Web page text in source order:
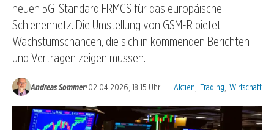
neuen 5G-Standard FRMCS für das europäische
Schienennetz. Die Umstellung von GSM-R bietet
Wachstumschancen, die sich in kommenden Berichten
und Verträgen zeigen müssen.
Andreas Sommer•02.04.2026, 18:15 Uhr Kategorien:
Aktien Trading Wirtschaft